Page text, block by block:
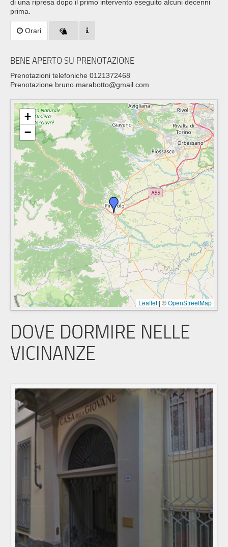
di una ripresa dopo il primo intervento eseguito alcuni decenni
prima.
Orari
BENE APERTO SU PRENOTAZIONE
Prenotazioni telefoniche 0121372468
Prenotazione bruno.marabotto@gmail.com
+
−
Leaflet | ©OpenStreetMap
DOVE DORMIRE NELLE
VICINANZE